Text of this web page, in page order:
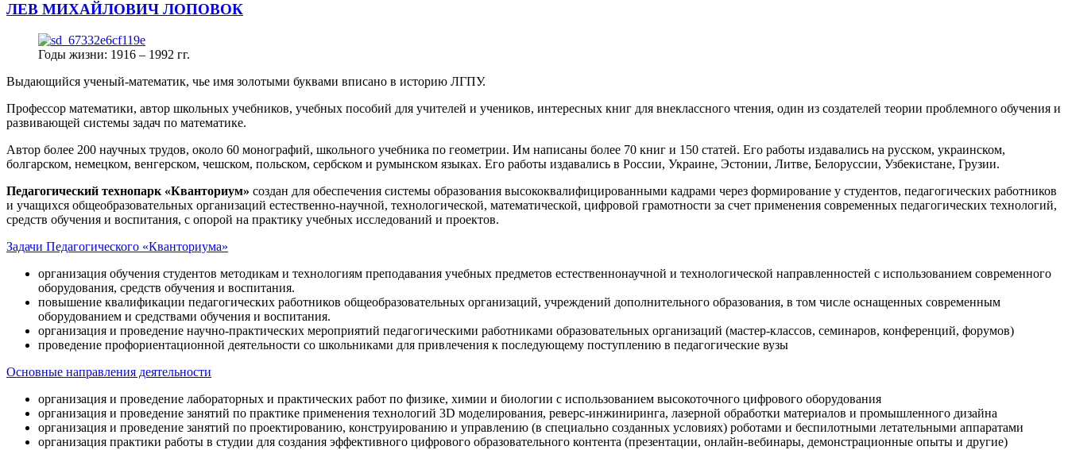
ЛЕВ МИХАЙЛОВИЧ ЛОПОВОК
Годы жизни: 1916 – 1992 гг.
Выдающийся ученый-математик, чье имя золотыми буквами вписано в историю ЛГПУ.
Профессор математики, автор школьных учебников, учебных пособий для учителей и учеников, интересных книг для внеклассного чтения, один из создателей теории проблемного обучения и
развивающей системы задач по математике.
Автор более 200 научных трудов, около 60 монографий, школьного учебника по геометрии. Им написаны более 70 книг и 150 статей. Его работы издавались на русском, украинском,
болгарском, немецком, венгерском, чешском, польском, сербском и румынском языках. Его работы издавались в России, Украине, Эстонии, Литве, Белоруссии, Узбекистане, Грузии.
Педагогический технопарк «Кванториум» создан для обеспечения системы образования высококвалифицированными кадрами через формирование у студентов, педагогических работников
и учащихся общеобразовательных организаций естественно-научной, технологической, математической, цифровой грамотности за счет применения современных педагогических технологий,
средств обучения и воспитания, с опорой на практику учебных исследований и проектов.
Задачи Педагогического «Кванториума»
организация обучения студентов методикам и технологиям преподавания учебных предметов естественнонаучной и технологической направленностей с использованием современного
оборудования, средств обучения и воспитания.
повышение квалификации педагогических работников общеобразовательных организаций, учреждений дополнительного образования, в том числе оснащенных современным
оборудованием и средствами обучения и воспитания.
организация и проведение научно-практических мероприятий педагогическими работниками образовательных организаций (мастер-классов, семинаров, конференций, форумов)
проведение профориентационной деятельности со школьниками для привлечения к последующему поступлению в педагогические вузы
Основные направления деятельности
организация и проведение лабораторных и практических работ по физике, химии и биологии с использованием высокоточного цифрового оборудования
организация и проведение занятий по практике применения технологий 3D моделирования, реверс-инжиниринга, лазерной обработки материалов и промышленного дизайна
организация и проведение занятий по проектированию, конструированию и управлению (в специально созданных условиях) роботами и беспилотными летательными аппаратами
организация практики работы в студии для создания эффективного цифрового образовательного контента (презентации, онлайн-вебинары, демонстрационные опыты и другие)